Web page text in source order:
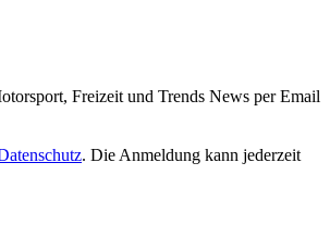
Freizeit und Trends News per Email
. Die Anmeldung kann jederzeit